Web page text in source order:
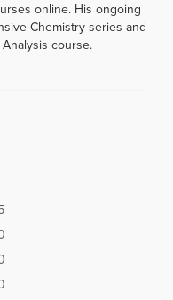
online. His ongoing
Chemistry series and
course.